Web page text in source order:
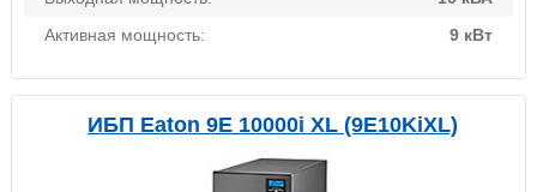
Активная мощность:
9 кВт
ИБП Eaton 9E 10000i XL (9E10KiXL)